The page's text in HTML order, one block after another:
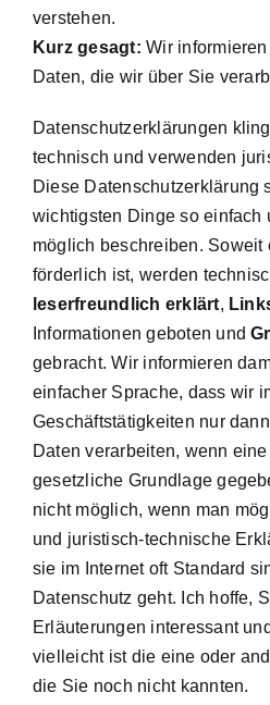
verstehen.
Kurz gesagt: Wir
Daten, die wir über Sie
Datenschutzerklärungen
technisch und verwenden
Diese Datenschutzerklärung
wichtigsten Dinge so einfach
möglich beschreiben. Soweit
förderlich ist, werden
leserfreundlich erklärt,
Informationen geboten und
gebracht. Wir informieren
einfacher Sprache, dass wir
Geschäftstätigkeiten nur
Daten verarbeiten, wenn
gesetzliche Grundlage
nicht möglich, wenn man
und juristisch-technische
sie im Internet oft Standard
Datenschutz geht. Ich hoffe,
Erläuterungen interessant
vielleicht ist die eine oder
die Sie noch nicht kannten.